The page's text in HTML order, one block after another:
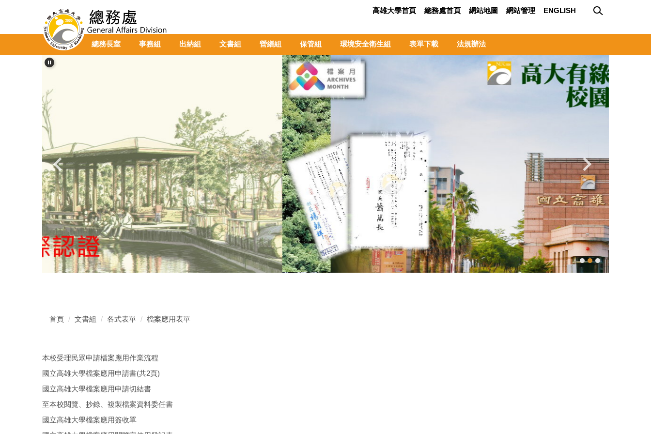
總務長室 事務組 出納組 文書組 營繕組 保管組 環境安全衛生組 表單下載 法規辦法
高雄大學首頁 總務處首頁 網站地圖 網站管理 ENGLISH
首頁 文書組 各式表單 檔案應用表單
本校受理民眾申請檔案應用作業流程
國立高雄大學檔案應用申請書(共2頁)
國立高雄大學檔案應用申請切結書
至本校閱覽、抄錄、複製檔案資料委任書
國立高雄大學檔案應用簽收單